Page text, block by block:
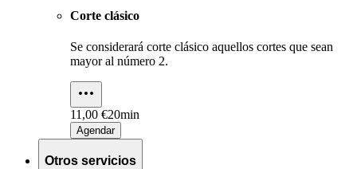
Corte clásico
Se considerará corte clásico aquellos cortes que sean
mayor al número 2.
11,00 €20min
Agendar
Otros servicios